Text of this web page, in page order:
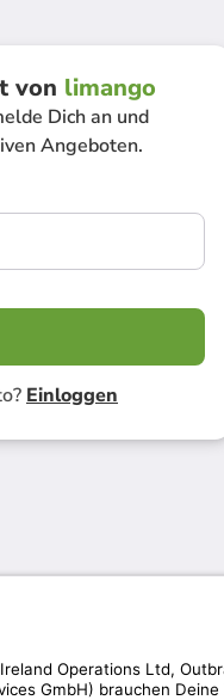
von limango
Dich an und
Angeboten.
Einloggen